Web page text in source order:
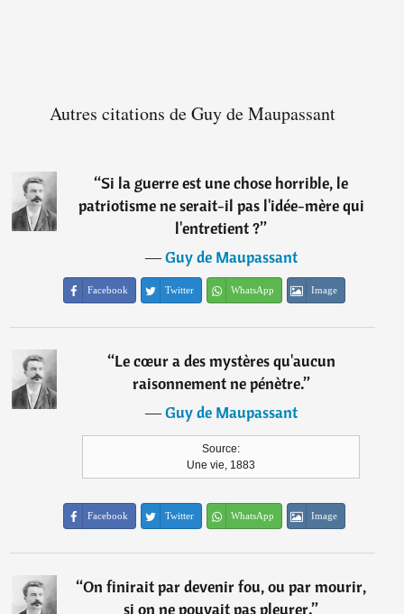
Autres citations de Guy de Maupassant
“Si la guerre est une chose horrible, le
patriotisme ne serait-il pas l'idée-mère qui
l'entretient ?”
―Guy de Maupassant
Facebook Twitter WhatsApp Image
“Le cœur a des mystères qu'aucun
raisonnement ne pénètre.”
―Guy de Maupassant
Source:
Une vie, 1883
Facebook Twitter WhatsApp Image
“On finirait par devenir fou, ou par mourir,
si on ne pouvait pas pleurer.”